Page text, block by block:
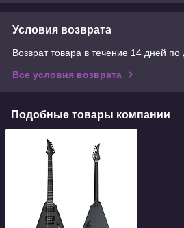
Условия возврата
Возврат товара в течение 14 дней по
Все условия возврата
Подобные товары компании